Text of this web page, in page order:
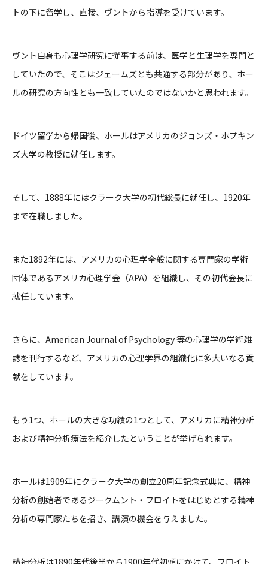
トの下に留学し、直接、ヴントから指導を受けています。
ヴント自身も心理学研究に従事する前は、医学と生理学を専門と
していたので、そこはジェームズとも共通する部分があり、ホー
ルの研究の方向性とも一致していたのではないかと思われます。
ドイツ留学から帰国後、ホールはアメリカのジョンズ・ホプキン
ズ大学の教授に就任します。
そして、1888年にはクラーク大学の初代総長に就任し、1920年
まで在職しました。
また1892年には、アメリカの心理学全般に関する専門家の学術
団体であるアメリカ心理学会（APA）を組織し、その初代会長に
就任しています。
さらに、American Journal of Psychology 等の心理学の学術雑
誌を刊行するなど、アメリカの心理学界の組織化に多大いなる貢
献をしています。
もう1つ、ホールの大きな功績の1つとして、アメリカに精神分析
および精神分析療法を紹介したということが挙げられます。
ホールは1909年にクラーク大学の創立20周年記念式典に、精神
分析の創始者であるジークムント・フロイトをはじめとする精神
分析の専門家たちを招き、講演の機会を与えました。
精神分析は1890年代後半から1900年代初頭にかけて、フロイト